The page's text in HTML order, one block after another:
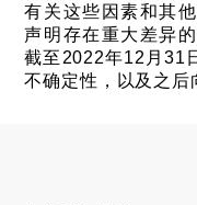
有关这些因素和其
声明存在重大差异
截至2022年12月31
不确定性，以及之后